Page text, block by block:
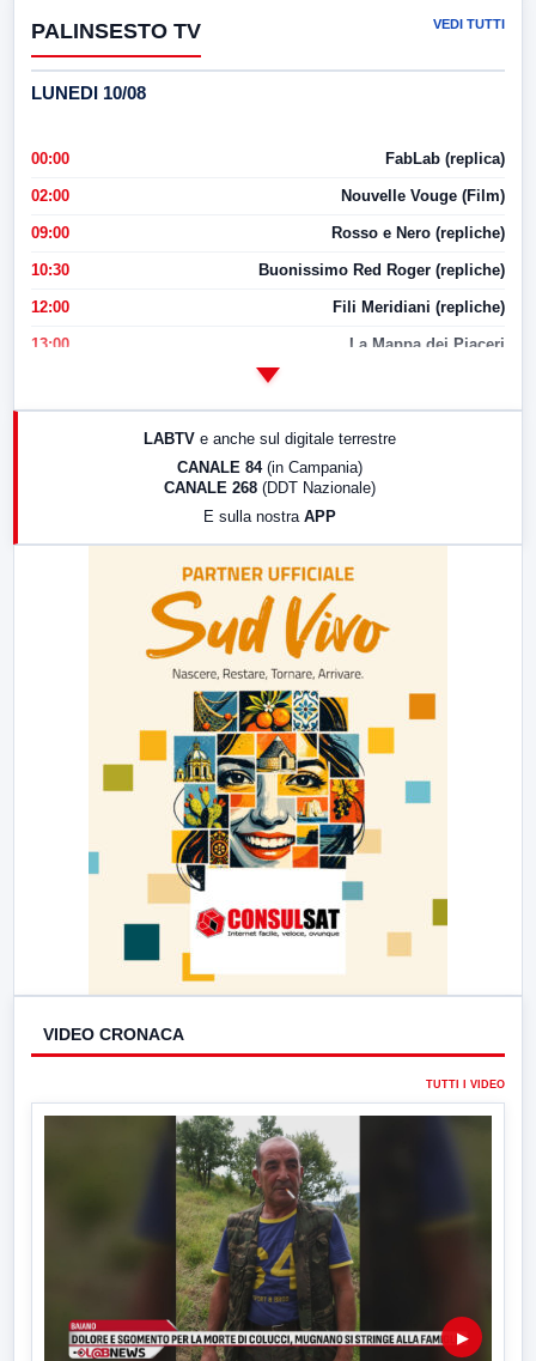
PALINSESTO TV VEDI TUTTI
LUNEDI 10/08
00:00 FabLab (replica)
02:00 Nouvelle Vouge (Film)
09:00 Rosso e Nero (repliche)
10:30 Buonissimo Red Roger (repliche)
12:00 Fili Meridiani (repliche)
13:00 La Mappa dei Piaceri
LABTV e anche sul digitale terrestre
CANALE 84 (in Campania)
CANALE 268 (DDT Nazionale)
E sulla nostra APP
VIDEO CRONACA
TUTTI I VIDEO
▶